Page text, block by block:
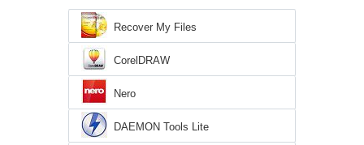
Recover My Files
CorelDRAW
Nero
DAEMON Tools Lite